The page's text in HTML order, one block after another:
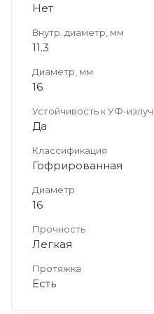
Нет
Внутр. диаметр, мм
11.3
Диаметр, мм
16
Устойчивость к УФ-
Да
Классификация
Гофрированная
Диаметр
16
Прочность
Легкая
Протяжка
Есть